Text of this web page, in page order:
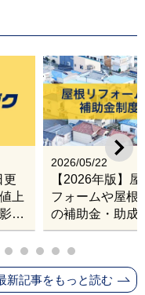
更
上
響
シ
ル
げ
出
2026/05/22
【2026年版】
フォームや屋根
の補助金・助成
業
新記事をもっと読む